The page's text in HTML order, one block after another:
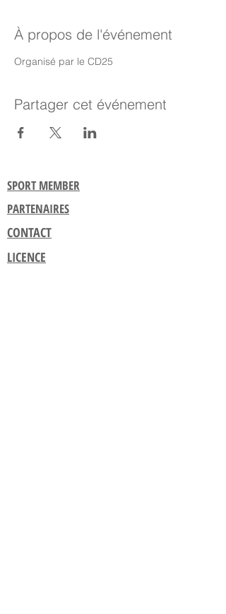
À propos de l'événement
Organisé par le CD25
Partager cet événement
SPORT MEMBER
PARTENAIRES
CONTACT
LICENCE